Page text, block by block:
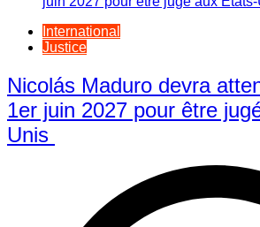
International
Justice
Nicolás Maduro devra
1er juin 2027 pour être
Unis